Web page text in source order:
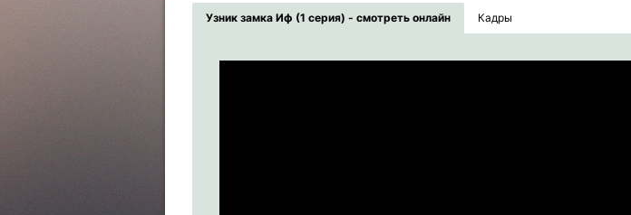
Узник замка Иф (1 серия) - смотреть онлайн Кадры